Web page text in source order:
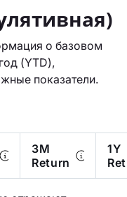
о базовом
(YTD),
показатели.
3M
Return
1Y